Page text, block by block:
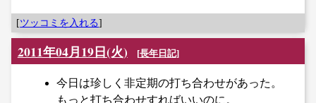
[ツッコミを入れる]
2011年04月19日(火) [長年日記]
今日は珍しく非定期の打ち合わせがあった。
もっと打ち合わせすればいいのに。